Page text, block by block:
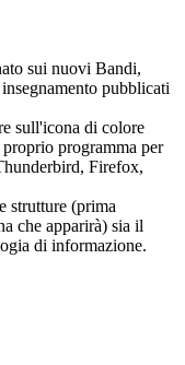
sui nuovi Bandi,
pubblicati
sull'icona di colore
programma per
Firefox,
strutture (prima
che apparirà) sia il
di informazione.